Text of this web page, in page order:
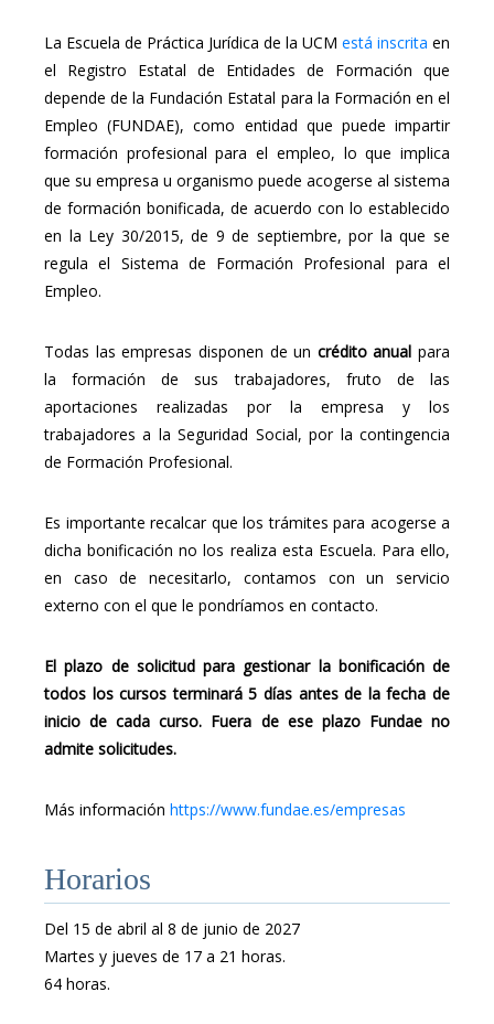
La Escuela de Práctica Jurídica de la UCM está inscrita en
el Registro Estatal de Entidades de Formación que
depende de la Fundación Estatal para la Formación en el
Empleo (FUNDAE), como entidad que puede impartir
formación profesional para el empleo, lo que implica
que su empresa u organismo puede acogerse al sistema
de formación bonificada, de acuerdo con lo establecido
en la Ley 30/2015, de 9 de septiembre, por la que se
regula el Sistema de Formación Profesional para el
Empleo.
Todas las empresas disponen de un crédito anual para
la formación de sus trabajadores, fruto de las
aportaciones realizadas por la empresa y los
trabajadores a la Seguridad Social, por la contingencia
de Formación Profesional.
Es importante recalcar que los trámites para acogerse a
dicha bonificación no los realiza esta Escuela. Para ello,
en caso de necesitarlo, contamos con un servicio
externo con el que le pondríamos en contacto.
El plazo de solicitud para gestionar la bonificación de
todos los cursos terminará 5 días antes de la fecha de
inicio de cada curso. Fuera de ese plazo Fundae no
admite solicitudes.
Más información https://www.fundae.es/empresas
Horarios
Del 15 de abril al 8 de junio de 2027
Martes y jueves de 17 a 21 horas.
64 horas.